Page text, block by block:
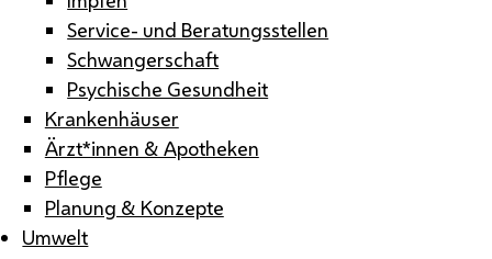
Service- und Beratungsstellen
Schwangerschaft
Psychische Gesundheit
Krankenhäuser
Ärzt*innen & Apotheken
Pflege
Planung & Konzepte
Umwelt